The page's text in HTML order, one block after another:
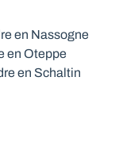
en Nassogne
en Oteppe
en Schaltin